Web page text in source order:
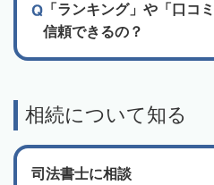
「ランキング」や「口コ
信頼できるの？
相続について知る
司法書士に相談